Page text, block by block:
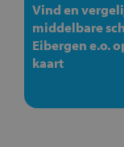
Vind en
middelbare
Eibergen e.o.
kaart